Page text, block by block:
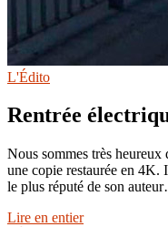
L'Édito
Rentrée
Nous sommes très heureux
une copie restaurée en 4K.
le plus réputé de son
Lire en entier